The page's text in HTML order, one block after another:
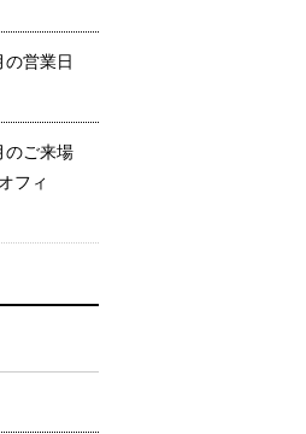
の営業日
のご来場
フィ